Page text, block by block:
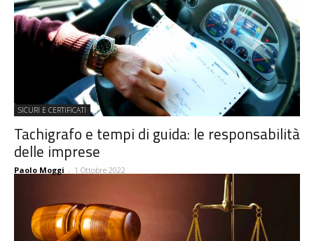
SICURI E CERTIFICATI
Tachigrafo e tempi di guida: le responsabilità
delle imprese
Paolo Moggi - 1 Ottobre 2022